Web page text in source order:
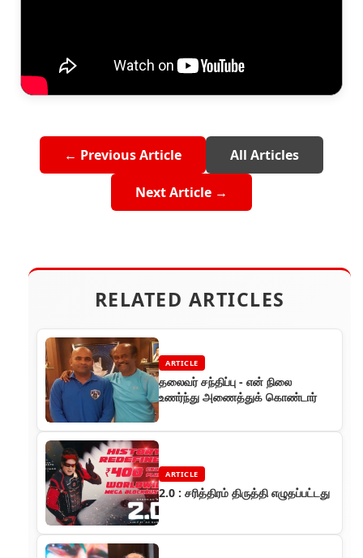
← Previous Article All Articles
Next Article →
RELATED ARTICLES
ARTICLE
தலைவர் சந்திப்பு - என் நிலை
உணர்ந்து அணைத்துக் கொண்டார்
ARTICLE
2.0 : சரித்திரம் திருத்தி எழுதப்பட்டது